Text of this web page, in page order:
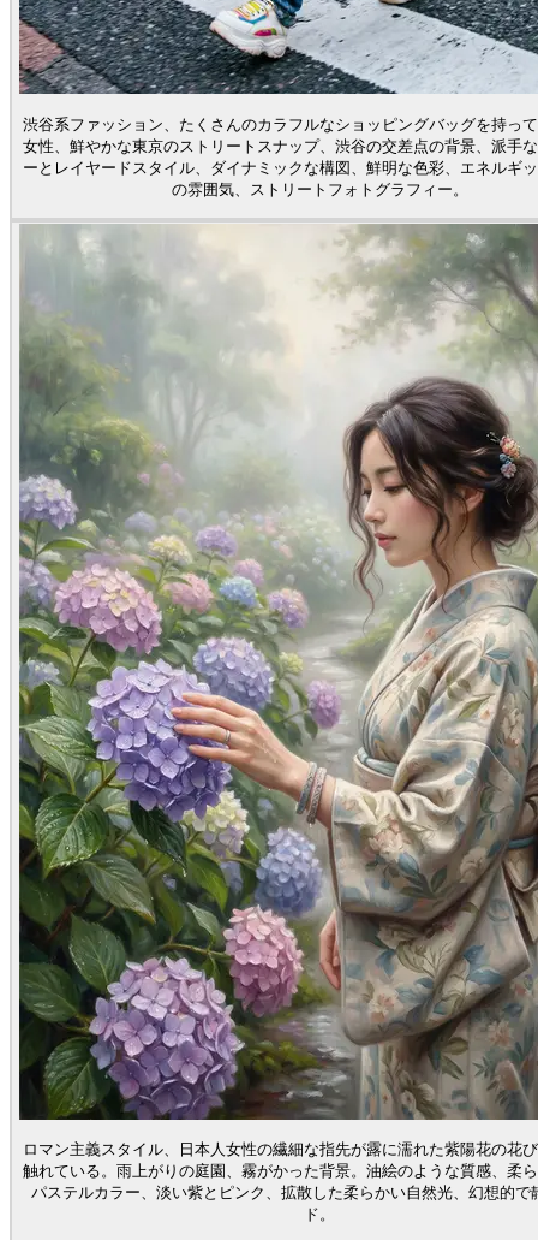
渋谷系ファッション、たくさんのカラフルなショッピングバッグを持っ
女性、鮮やかな東京のストリートスナップ、渋谷の交差点の背景、派手
ーとレイヤードスタイル、ダイナミックな構図、鮮明な色彩、エネルギ
の雰囲気、ストリートフォトグラフィー。
ロマン主義スタイル、日本人女性の繊細な指先が露に濡れた紫陽花の花
触れている。雨上がりの庭園、霧がかった背景。油絵のような質感、柔
パステルカラー、淡い紫とピンク、拡散した柔らかい自然光、幻想的で
ド。